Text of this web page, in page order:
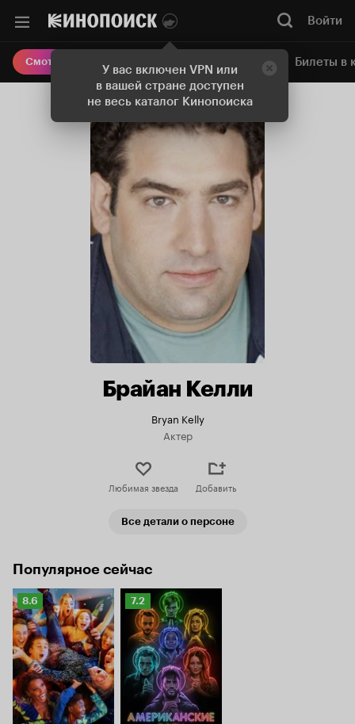
У вас включен VPN или
в вашей стране доступен
не весь каталог Кинопоиска
Войти
Смотреть кино Онлайн-кинотеатр Билеты в
Брайан Келли
Bryan Kelly
Актер
Любимая звезда Добавить
Все детали о персоне
Популярное сейчас
Рейтинг
Кинопоиска
8.6
8.6
Рейтинг
Кинопоиска
7.2
7.2